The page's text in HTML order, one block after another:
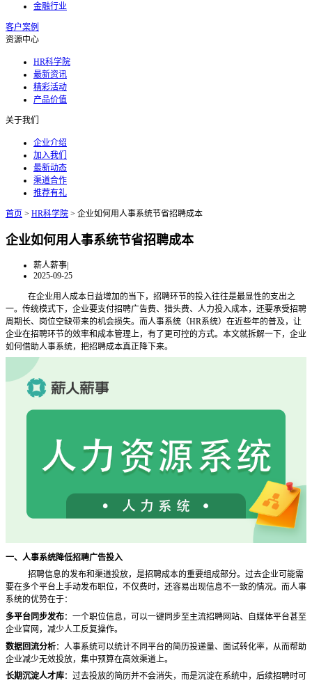
金融行业
客户案例
资源中心
HR科学院
最新资讯
精彩活动
产品价值
关于我们
企业介绍
加入我们
最新动态
渠道合作
推荐有礼
首页 > HR科学院 > 企业如何用人事系统节省招聘成本
企业如何用人事系统节省招聘成本
薪人薪事|
2025-09-25
在企业用人成本日益增加的当下，招聘环节的投入往往是最显性的支出之
一。传统模式下，企业要支付招聘广告费、猎头费、人力投入成本，还要承受招聘
周期长、岗位空缺带来的机会损失。而人事系统（HR系统）在近些年的普及，让
企业在招聘环节的效率和成本管理上，有了更可控的方式。本文就拆解一下，企业
如何借助人事系统，把招聘成本真正降下来。
一、人事系统降低招聘广告投入
招聘信息的发布和渠道投放，是招聘成本的重要组成部分。过去企业可能需
要在多个平台上手动发布职位，不仅费时，还容易出现信息不一致的情况。 而人事
系统的优势在于：
多平台同步发布：一个职位信息，可以一键同步至主流招聘网站、自媒体平台甚至
企业官网，减少人工反复操作。
数据回流分析：人事系统可以统计不同平台的简历投递量、面试转化率，从而帮助
企业减少无效投放，集中预算在高效渠道上。
长期沉淀人才库：过去投放的简历并不会消失，而是沉淀在系统中，后续招聘时可